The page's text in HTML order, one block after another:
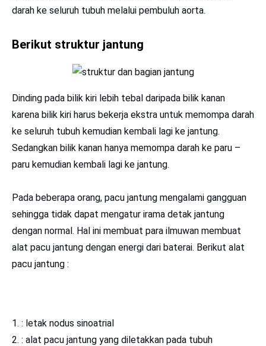
darah ke seluruh tubuh melalui pembuluh aorta.
Berikut struktur jantung
Dinding pada bilik kiri lebih tebal daripada bilik kanan
karena bilik kiri harus bekerja ekstra untuk memompa darah
ke seluruh tubuh kemudian kembali lagi ke jantung.
Sedangkan bilik kanan hanya memompa darah ke paru –
paru kemudian kembali lagi ke jantung.
Pada beberapa orang, pacu jantung mengalami gangguan
sehingga tidak dapat mengatur irama detak jantung
dengan normal. Hal ini membuat para ilmuwan membuat
alat pacu jantung dengan energi dari baterai. Berikut alat
pacu jantung :
: letak nodus sinoatrial
: alat pacu jantung yang diletakkan pada tubuh